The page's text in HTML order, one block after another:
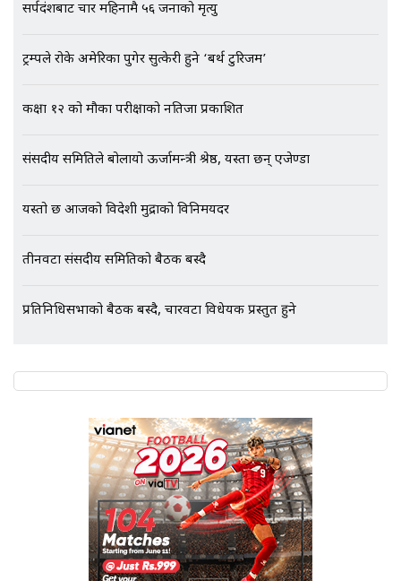
अर्ब बढी घुस!|| SIDHAKURA ||
एभरेष्ट अस्पताल फलोअपः CCTV फुटेज
गायब || Everest Hospital
SIDHAKURA |
सर्पदंशबाट चार महिनामै ५६ जनाको मृत्यु
ट्रम्पले रोके अमेरिका पुगेर सुत्केरी हुने ‘बर्थ टुरिजम’
कक्षा १२ को मौका परीक्षाको नतिजा प्रकाशित
संसदीय समितिले बोलायो ऊर्जामन्त्री श्रेष्ठ, यस्ता छन् एजेण्डा
यस्तो छ आजको विदेशी मुद्राको विनिमयदर
तीनवटा संसदीय समितिको बैठक बस्दै
प्रतिनिधिसभाको बैठक बस्दै, चारवटा विधेयक प्रस्तुत हुने